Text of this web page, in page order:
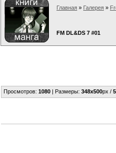
Главная » Галерея »
FM DL&DS 7 #01
Просмотров: 1080 | Размеры: 348x500px /